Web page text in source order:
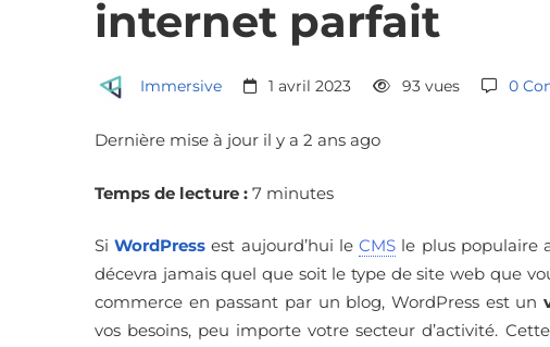
site
internet
parfait
internet parfait
Immersive 1 avril 2023 93 vues 0
Dernière mise à jour il y a 2 ans ago
Temps de lecture : 7 minutes
SiWordPress est aujourd’hui leCMS le plus populaire
décevra jamais quel que soit le type de site web que
commerce en passant par un blog, WordPress est un
vos besoins, peu importe votre secteur d’activité.